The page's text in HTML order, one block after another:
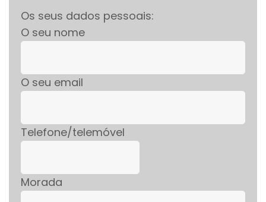
Os seus dados pessoais:
O seu nome
O seu email
Telefone/telemóvel
Morada